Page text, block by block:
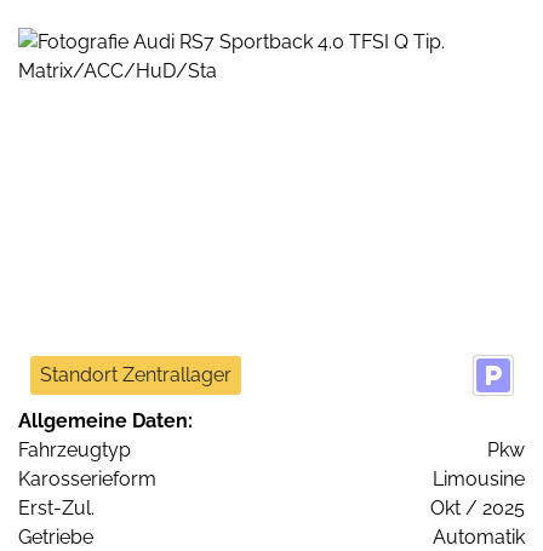
Standort Zentrallager
Allgemeine Daten:
Fahrzeugtyp
Pkw
Karosserieform
Limousine
Erst-Zul.
Okt / 2025
Getriebe
Automatik